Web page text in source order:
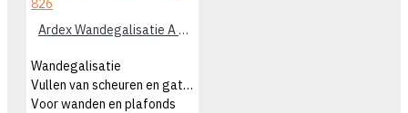
Ardex Wandegalisatie A 826
Wandegalisatie
Vullen van scheuren en gaten
Voor wanden en plafonds